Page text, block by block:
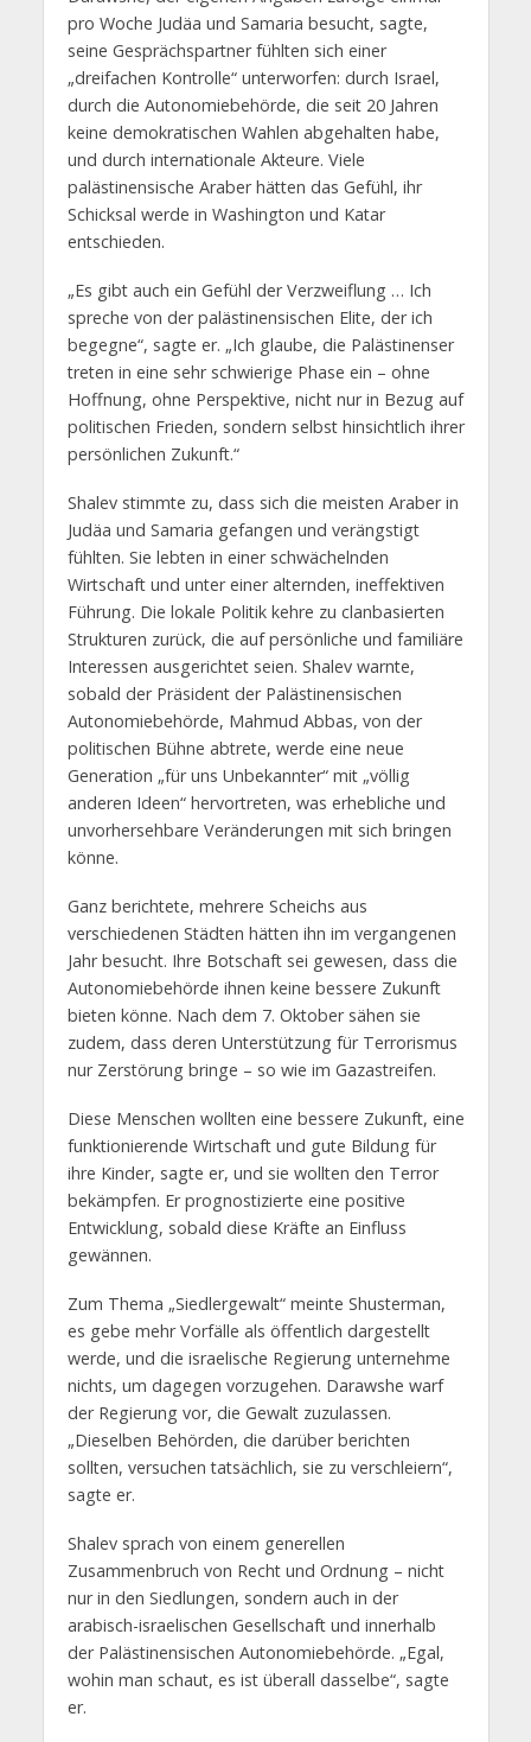
pro Woche Judäa und Samaria besucht, sagte,
seine Gesprächspartner fühlten sich einer
„dreifachen Kontrolle“ unterworfen: durch Israel,
durch die Autonomiebehörde, die seit 20 Jahren
keine demokratischen Wahlen abgehalten habe,
und durch internationale Akteure. Viele
palästinensische Araber hätten das Gefühl, ihr
Schicksal werde in Washington und Katar
entschieden.
„Es gibt auch ein Gefühl der Verzweiflung … Ich
spreche von der palästinensischen Elite, der ich
begegne“, sagte er. „Ich glaube, die Palästinenser
treten in eine sehr schwierige Phase ein – ohne
Hoffnung, ohne Perspektive, nicht nur in Bezug auf
politischen Frieden, sondern selbst hinsichtlich ihrer
persönlichen Zukunft.“
Shalev stimmte zu, dass sich die meisten Araber in
Judäa und Samaria gefangen und verängstigt
fühlten. Sie lebten in einer schwächelnden
Wirtschaft und unter einer alternden, ineffektiven
Führung. Die lokale Politik kehre zu clanbasierten
Strukturen zurück, die auf persönliche und familiäre
Interessen ausgerichtet seien. Shalev warnte,
sobald der Präsident der Palästinensischen
Autonomiebehörde, Mahmud Abbas, von der
politischen Bühne abtrete, werde eine neue
Generation „für uns Unbekannter“ mit „völlig
anderen Ideen“ hervortreten, was erhebliche und
unvorhersehbare Veränderungen mit sich bringen
könne.
Ganz berichtete, mehrere Scheichs aus
verschiedenen Städten hätten ihn im vergangenen
Jahr besucht. Ihre Botschaft sei gewesen, dass die
Autonomiebehörde ihnen keine bessere Zukunft
bieten könne. Nach dem 7. Oktober sähen sie
zudem, dass deren Unterstützung für Terrorismus
nur Zerstörung bringe – so wie im Gazastreifen.
Diese Menschen wollten eine bessere Zukunft, eine
funktionierende Wirtschaft und gute Bildung für
ihre Kinder, sagte er, und sie wollten den Terror
bekämpfen. Er prognostizierte eine positive
Entwicklung, sobald diese Kräfte an Einfluss
gewännen.
Zum Thema „Siedlergewalt“ meinte Shusterman,
es gebe mehr Vorfälle als öffentlich dargestellt
werde, und die israelische Regierung unternehme
nichts, um dagegen vorzugehen. Darawshe warf
der Regierung vor, die Gewalt zuzulassen.
„Dieselben Behörden, die darüber berichten
sollten, versuchen tatsächlich, sie zu verschleiern“,
sagte er.
Shalev sprach von einem generellen
Zusammenbruch von Recht und Ordnung – nicht
nur in den Siedlungen, sondern auch in der
arabisch-israelischen Gesellschaft und innerhalb
der Palästinensischen Autonomiebehörde. „Egal,
wohin man schaut, es ist überall dasselbe“, sagte
er.